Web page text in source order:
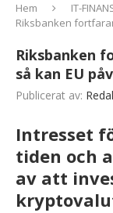
Hem IT-
Riksbanken
Riksbanken
så kan EU
Publicerat av:
Intresset
tiden och
av att